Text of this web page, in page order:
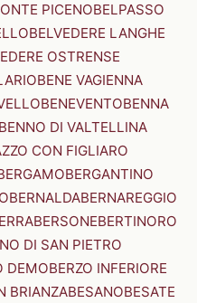
PICENOBELPASSO
BELVEDERE LANGHE
OSTRENSE
BENE VAGIENNA
BENEVENTOBENNA
DI VALTELLINA
CON FIGLIARO
BERGANTINO
BERNALDABERNAREGGIO
BERSONEBERTINORO
DI SAN PIETRO
DEMOBERZO INFERIORE
BRIANZABESANOBESATE